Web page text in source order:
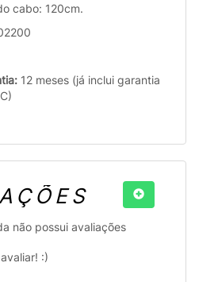
cabo: 120cm.
12 meses (já inclui garantia
não possui avaliações
:)